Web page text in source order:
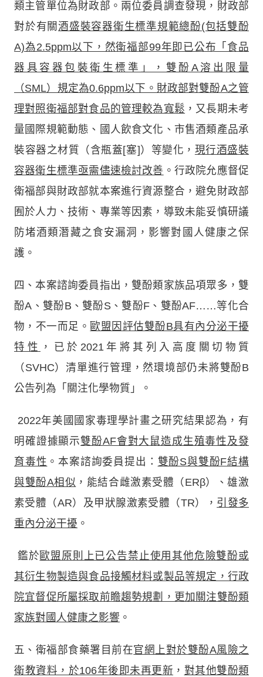
類主管單位為財政部。兩位委員調查發現，財政部
對於有關酒盛裝容器衛生標準規範總酚(包括雙酚
A)為2.5ppm以下，然衛福部99年即已公布「食品
器具容器包裝衛生標準」，雙酚A溶出限量
（SML）規定為0.6ppm以下。財政部對雙酚A之管
理對照衛福部對食品的管理較為寬鬆 ，又長期未考
量國際規範動態、國人飲食文化、市售酒類產品承
裝容器之材質（含瓶蓋[塞]）等變化， 現行酒盛裝
容器衛生標準亟需儘速檢討改善 。行政院允應督促
衛福部與財政部就本案進行資源整合，避免財政部
囿於人力、技術、專業等因素，導致未能妥慎研議
防堵酒類潛藏之食安漏洞，影響對國人健康之保
護。
四、本案諮詢委員指出，雙酚類家族品項眾多，雙
酚A、雙酚B、雙酚S、雙酚F、雙酚AF……等化合
物，不一而足。 歐盟因評估雙酚B具有內分泌干擾
特性 ，已於2021年將其列入高度關切物質
（SVHC）清單進行管理，然環境部仍未將雙酚B
公告列為「關注化學物質」。
2022年美國國家毒理學計畫之研究結果認為，有
明確證據顯示雙酚AF會對大鼠造成生殖毒性及發
育毒性 。本案諮詢委員提出： 雙酚S與雙酚F結構
與雙酚A相似 ，能結合雌激素受體（ERβ）、雄激
素受體（AR）及甲狀腺激素受體（TR）， 引發多
重內分泌干擾 。
鑑於 歐盟原則上已公告禁止使用其他危險雙酚或
其衍生物製造與食品接觸材料或製品等規定，行政
院宜督促所屬採取前瞻趨勢規劃，更加關注雙酚類
家族對國人健康之影響 。
五、衛福部食藥署目前在官網上對於雙酚A風險之
衛教資料，於106年後即未再更新 ， 對其他雙酚類